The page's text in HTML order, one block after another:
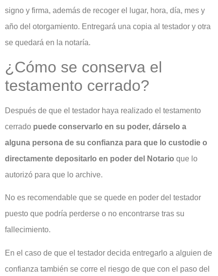
signo y firma, además de recoger el lugar, hora, día, mes y
año del otorgamiento. Entregará una copia al testador y otra
se quedará en la notaría.
¿Cómo se conserva el
testamento cerrado?
Después de que el testador haya realizado el testamento
cerrado puede conservarlo en su poder, dárselo a
alguna persona de su confianza para que lo custodie o
directamente depositarlo en poder del Notario que lo
autorizó para que lo archive.
No es recomendable que se quede en poder del testador
puesto que podría perderse o no encontrarse tras su
fallecimiento.
En el caso de que el testador decida entregarlo a alguien de
confianza también se corre el riesgo de que con el paso del